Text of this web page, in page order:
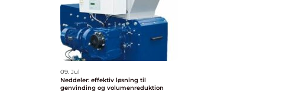
09. Jul
Neddeler: effektiv løsning til
genvinding og volumenreduktion